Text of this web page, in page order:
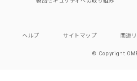
ヘルプ サイトマップ 関連
© Copyright